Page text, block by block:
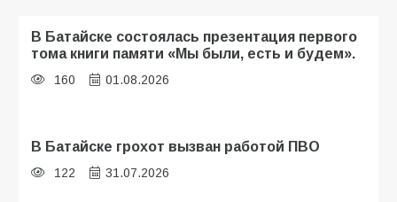
В Батайске состоялась презентация первого
тома книги памяти «Мы были, есть и будем».
160 01.08.2026
В Батайске грохот вызван работой ПВО
122 31.07.2026